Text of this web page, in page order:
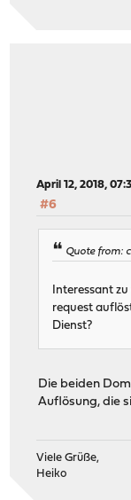
April 12, 2018,
#6
Quote from:
Interessant
request
Dienst?
Die beiden
Auflösung, die
Viele Grüße,
Heiko